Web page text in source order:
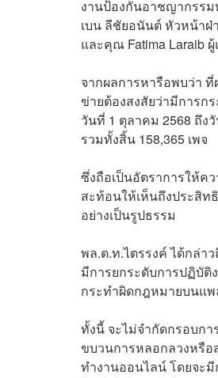
งานป้องกันอาชญากรร
เบน ลีชัยอนันต์ หัวหน้าฝ่
และคุณ Fatima Laraib
จากผลการหารือพบว่า
ข่ายต้องสงสัยว่ามีการก
วันที่ 1 ตุลาคม 2568 ถึง
รวมทั้งสิ้น 158,365 เพจ
ซึ่งถือเป็นอัตราการให้ค
สะท้อนให้เห็นถึงประสิ
อย่างเป็นรูปธรรม
พล.ต.ท.ไตรรงค์ ได้กล่า
มีการยกระดับการปฏิบัติ
กระทำผิดกฎหมายบนแพ
ทั้งนี้ จะไม่จำกัดกรอบก
ขบวนการหลอกลวงหรือ
ทำงานออนไลน์ โดยจะ